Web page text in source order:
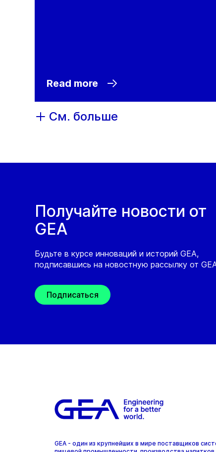
Read more
См. больше
Получайте новости от
GEA
Будьте в курсе инноваций и историй GEA,
подписавшись на новостную рассылку от
Подписаться
GEA - один из крупнейших в мире поставщиков